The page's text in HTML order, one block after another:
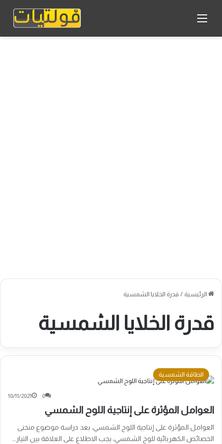
الرئيسية / قدرة الخلايا الشمسية
قدرة الخلايا الشمسية
الطاقة الشمسية
10/11/2021 0
العوامل المؤثرة على إنتاجية اللوح الشمسي
العوامل المؤثرة على إنتاجية اللوح الشمسي، بعد دراسة موضوع منحنى
الخصائص الكهربائية للوح الشمسي، يجب الاطلاع على العلاقة بين التيار…